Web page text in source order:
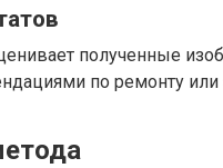
полученные
по ремонту или